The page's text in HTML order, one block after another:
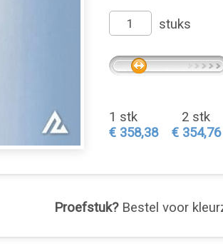
stuks
1 stk
€ 358,38
2 stk
€ 354,76
Proefstuk?Bestel voor